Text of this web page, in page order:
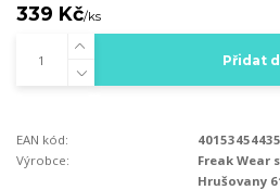
339 Kč/ks
Přidat
EAN kód:
Výrobce:
Freak Wear
Hrušovany